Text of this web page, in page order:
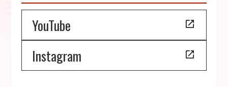
YouTube
Instagram